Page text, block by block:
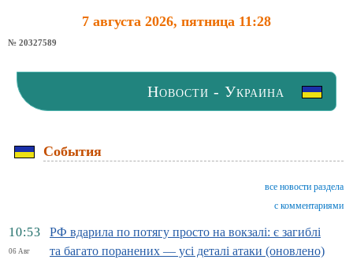
7 августа 2026, пятница 11:28
№ 20327589
Новости - Украина
События
все новости раздела
с комментариями
10:53
06 Авг
РФ вдарила по потягу просто на вокзалі: є загиблі
та багато поранених — усі деталі атаки (оновлено)